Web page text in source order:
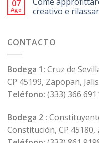
07
Ago
creativo e
CONTACTO
Bodega 1: Cruz de
CP 45199, Zapopan,
Teléfono: (333) 366
Bodega 2 :
Constitución, CP 45180,